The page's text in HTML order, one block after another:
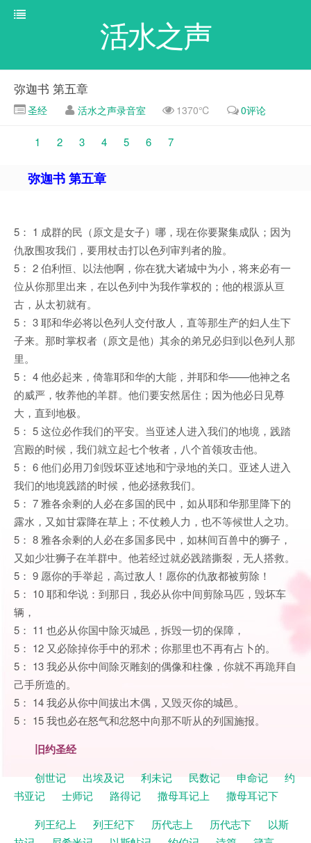
活水之声
弥迦书 第五章
圣经 活水之声录音室 1370℃ 0评论
1 2 3 4 5 6 7
弥迦书 第五章
5： 1 成群的民（原文是女子）哪，现在你要聚集成队；因为
仇敌围攻我们，要用杖击打以色列审判者的脸。
5： 2 伯利恒、以法他啊，你在犹大诸城中为小，将来必有一
位从你那里出来，在以色列中为我作掌权的；他的根源从亘
古，从太初就有。
5： 3 耶和华必将以色列人交付敌人，直等那生产的妇人生下
子来。那时掌权者（原文是他）其余的弟兄必归到以色列人那
里。
5： 4 他必起来，倚靠耶和华的大能，并耶和华——他神之名
的威严，牧养他的羊群。他们要安然居住；因为他必日见尊
大，直到地极。
5： 5 这位必作我们的平安。当亚述人进入我们的地境，践踏
宫殿的时候，我们就立起七个牧者，八个首领攻击他。
5： 6 他们必用刀剑毁坏亚述地和宁录地的关口。亚述人进入
我们的地境践踏的时候，他必拯救我们。
5： 7 雅各余剩的人必在多国的民中，如从耶和华那里降下的
露水，又如甘霖降在草上；不仗赖人力，也不等候世人之功。
5： 8 雅各余剩的人必在多国多民中，如林间百兽中的狮子，
又如少壮狮子在羊群中。他若经过就必践踏撕裂，无人搭救。
5： 9 愿你的手举起，高过敌人！愿你的仇敌都被剪除！
5： 10 耶和华说：到那日，我必从你中间剪除马匹，毁坏车
辆，
5： 11 也必从你国中除灭城邑，拆毁一切的保障，
5： 12 又必除掉你手中的邪术；你那里也不再有占卜的。
5： 13 我必从你中间除灭雕刻的偶像和柱像，你就不再跪拜自
己手所造的。
5： 14 我必从你中间拔出木偶，又毁灭你的城邑。
5： 15 我也必在怒气和忿怒中向那不听从的列国施报。
旧约圣经
创世记 出埃及记 利未记 民数记 申命记
约
书亚记
士师记 路得记 撒母耳记上
撒母耳记下
列王纪上
列王纪下 历代志上 历代志下
以斯